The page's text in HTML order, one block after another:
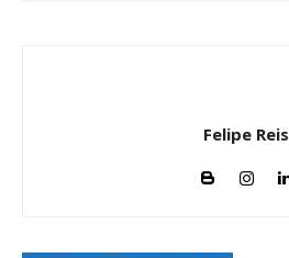
Felipe Reis